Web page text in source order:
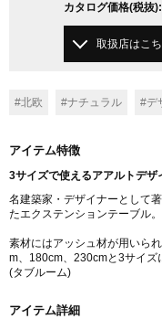
カタログ価格(税抜):
取扱店はこ
#北欧 #ナチュラル #デ
アイテム特徴
3サイズで使えるアアルトデ
名建築家・デザイナーとして
たエクステンションテーブル。
素材にはアッシュ材が用いら
m、180cm、230cmと3サイズ
(タブルーム)
アイテム詳細